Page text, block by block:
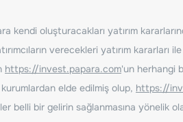
oluşturacakları yatırım
verecekleri yatırım kararları
https://invest.papara.com'un herhangi
elde edilmiş olup, https://
belli bir gelirin sağlanmasına yönelik